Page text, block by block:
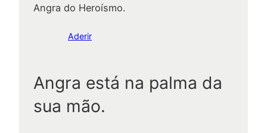
Angra do Heroísmo.
Aderir
Angra está na palma da
sua mão.